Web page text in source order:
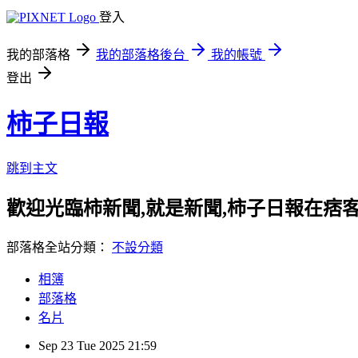
登入
我的部落格 我的部落格後台
我的帳號
登出
柿子日報
跳到主文
歡迎光臨柿新聞,就是新聞,柿子日報在痞
部落格全站分類： 不設分類
相簿
部落格
名片
Sep 23 Tue 2025 21:59